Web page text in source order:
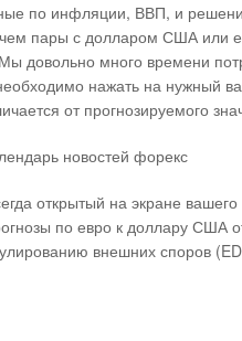
по инфляции, ВВП, и
пары с долларом США или
довольно много времени
нажать на нужный
от прогнозируемого
открытый на экране
по евро к доллару
внешних споров